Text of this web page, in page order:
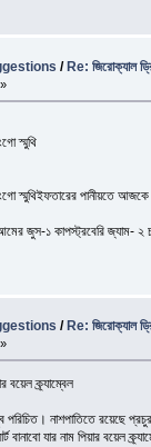
/Re: জিরোক্যাল
স্মুথি
স্মুথিইফতারের পানীয়তে
জুস-১ কাপস্ট্রবেরি জ্যাম- ২
/ Re: জিরোক্যাল
বয়েল ক্র্যাম্বেল
পরিচিত। নাশপাতিতে রয়েছে
যার নাম পিয়ার বয়েল